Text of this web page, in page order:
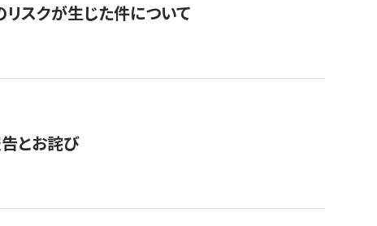
スクが生じた件について
とお詫び